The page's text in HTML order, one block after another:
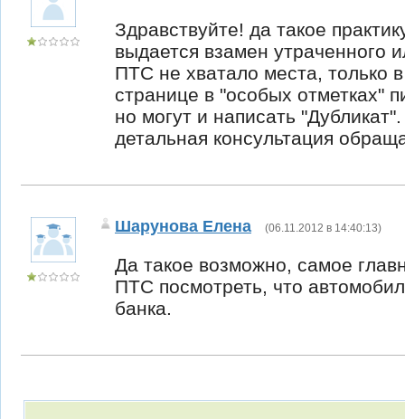
Здравствуйте! да такое
выдается взамен утраченного
ПТС не хватало места, только
странице в "особых отметках"
но могут и написать
детальная консультация
Шарунова Елена (06.11.2012 в 14:40:13)
Да такое возможно, самое
ПТС посмотреть, что
банка.